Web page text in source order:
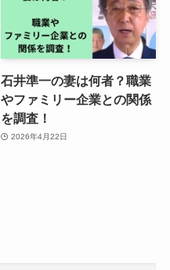
石井準一の妻は何者？職業
やファミリー企業との関係
を調査！
2026年4月22日